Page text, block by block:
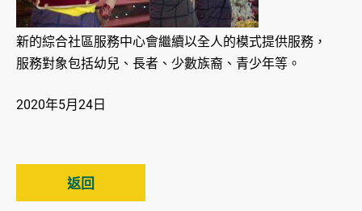
新的綜合社區服務中心會繼續以全人的模式提供服務，
服務對象包括幼兒、長者、少數族裔、青少年等。
2020年5月24日
返回